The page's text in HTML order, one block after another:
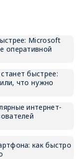
Microsoft
оперативной
быстрее:
что нужно
интернет-
как быстро